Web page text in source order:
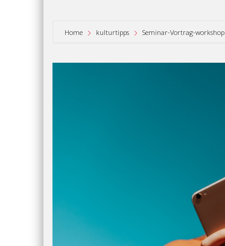
Home kulturtipps Seminar-Vortrag-workshop